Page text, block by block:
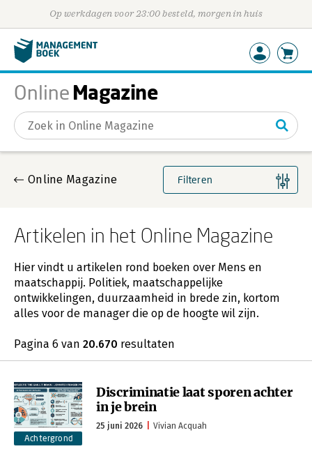
Op werkdagen voor 23:00 besteld, morgen in huis
Online Magazine
Gevonden artikelen
Online Magazine Filteren
Artikelen in het Online Magazine
Hier vindt u artikelen rond boeken over Mens en
maatschappij. Politiek, maatschappelijke
ontwikkelingen, duurzaamheid in brede zin, kortom
alles voor de manager die op de hoogte wil zijn.
Pagina 6 van 20.670 resultaten
Achtergrond
Discriminatie laat sporen achter
in je brein
25 juni 2026 Vivian Acquah